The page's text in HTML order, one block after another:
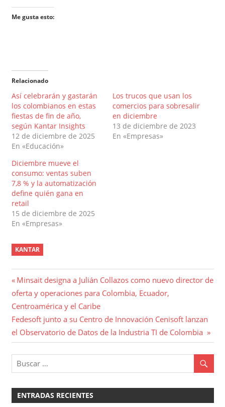
Me gusta esto:
Relacionado
Así celebrarán y gastarán
los colombianos en estas
fiestas de fin de año,
según Kantar Insights
12 de diciembre de 2025
En «Educación»
Los trucos que usan los
comercios para sobresalir
en diciembre
13 de diciembre de 2023
En «Empresas»
Diciembre mueve el
consumo: ventas suben
7,8 % y la automatización
define quién gana en
retail
15 de diciembre de 2025
En «Empresas»
KANTAR
Navegación
de
entradas
Entrada
anterior:
Minsait designa a Julián Collazos como nuevo director de
oferta y operaciones para Colombia, Ecuador,
Centroamérica y el Caribe
Entrada
siguiente:
Fedesoft junto a su Centro de Innovación Cenisoft lanzan
el Observatorio de Datos de la Industria TI de Colombia
ENTRADAS RECIENTES